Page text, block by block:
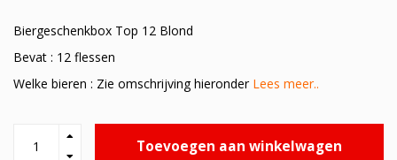
Biergeschenkbox Top 12 Blond
Bevat : 12 flessen
Welke bieren : Zie omschrijving hieronder Lees meer..
Toevoegen aan winkelwagen